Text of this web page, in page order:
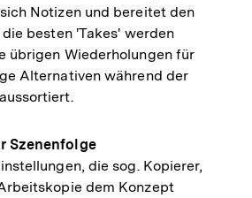
Notizen und bereitet den
besten 'Takes' werden
übrigen Wiederholungen für
Alternativen während der
Szenenfolge
die sog. Kopierer,
dem Konzept